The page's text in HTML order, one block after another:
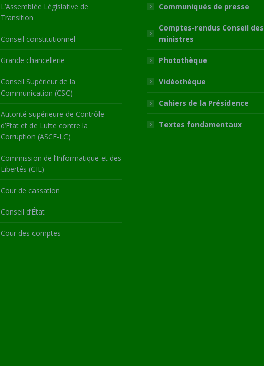
L’Assemblée Législative de
Transition
Conseil constitutionnel
Grande chancellerie
Conseil Supérieur de la
Communication (CSC)
Autorité supérieure de Contrôle
d’Etat et de Lutte contre la
Corruption (ASCE-LC)
Commission de l’Informatique et des
Libertés (CIL)
Cour de cassation
Conseil d’État
Cour des comptes
Communiqués de presse
Comptes-rendus Conseil des
ministres
Photothèque
Vidéothèque
Cahiers de la Présidence
Textes fondamentaux